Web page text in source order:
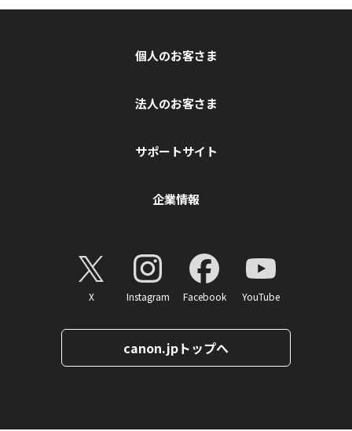
個人のお客さま
法人のお客さま
サポートサイト
企業情報
X Instagram Facebook YouTube
canon.jpトップへ